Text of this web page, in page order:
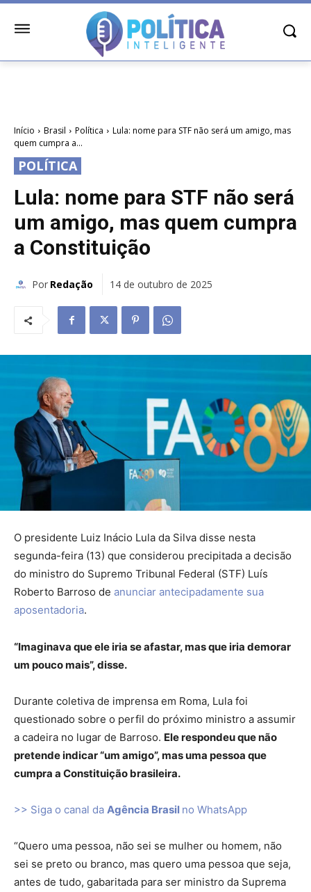
Início Brasil Política
Lula: nome para STF não será um amigo, mas
quem cumpra a...
POLÍTICA
Lula: nome para STF não será
um amigo, mas quem cumpra
a Constituição
Por Redação 14 de outubro de 2025
O presidente Luiz Inácio Lula da Silva disse nesta
segunda-feira (13) que considerou precipitada a decisão
do ministro do Supremo Tribunal Federal (STF) Luís
Roberto Barroso de anunciar antecipadamente sua
aposentadoria.
“Imaginava que ele iria se afastar, mas que iria demorar
um pouco mais”, disse.
Durante coletiva de imprensa em Roma, Lula foi
questionado sobre o perfil do próximo ministro a assumir
a cadeira no lugar de Barroso. Ele respondeu que não
pretende indicar “um amigo”, mas uma pessoa que
cumpra a Constituição brasileira.
>> Siga o canal da Agência Brasil no WhatsApp
“Quero uma pessoa, não sei se mulher ou homem, não
sei se preto ou branco, mas quero uma pessoa que seja,
antes de tudo, gabaritada para ser ministro da Suprema